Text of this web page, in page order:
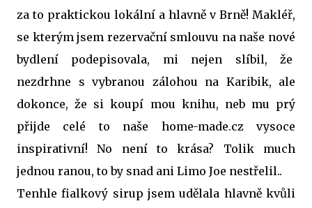
za to praktickou lokální a hlavně v Brně! Makléř,
se kterým jsem rezervační smlouvu na naše nové
bydlení podepisovala, mi nejen slíbil, že
nezdrhne s vybranou zálohou na Karibik, ale
dokonce, že si koupí mou knihu, neb mu prý
přijde celé to naše home-made.cz vysoce
inspirativní! No není to krása? Tolik much
jednou ranou, to by snad ani Limo Joe nestřelil..
Tenhle fialkový sirup jsem udělala hlavně kvůli